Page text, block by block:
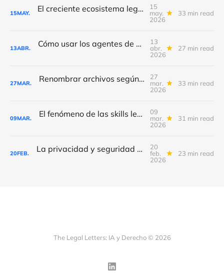
15MAY. El creciente ecosistema legal de Claude
15
may.
2026
33 min read
13ABR. Cómo usar los agentes de Claude en Word, Excel y PowerPoint
13
abr.
2026
27 min read
27MAR. Renombrar archivos según su contenido con Claude CoWork
27
mar.
2026
33 min read
09MAR. El fenómeno de las skills legales o “Ya sé kung fu”
09
mar.
2026
31 min read
20FEB. La privacidad y seguridad de Claude (CoWork)
20
feb.
2026
23 min read
The Legal Letters: IA y Derecho © 2026